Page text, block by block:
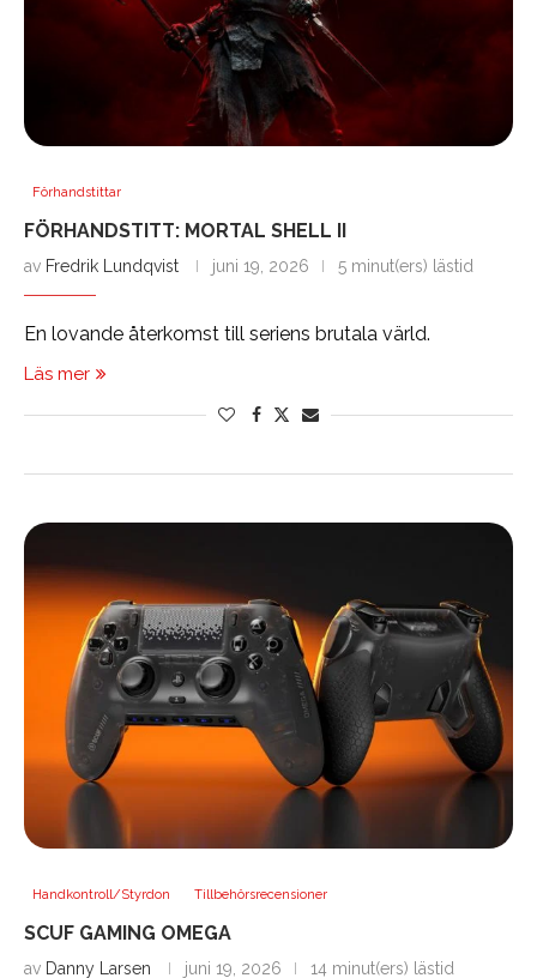
Förhandstittar
FÖRHANDSTITT: MORTAL SHELL II
av Fredrik Lundqvist juni 19, 2026 5 minut(ers) lästid
En lovande återkomst till seriens brutala värld.
Läs mer
Handkontroll/Styrdon Tillbehörsrecensioner
SCUF GAMING OMEGA
av Danny Larsen juni 19, 2026 14 minut(ers) lästid